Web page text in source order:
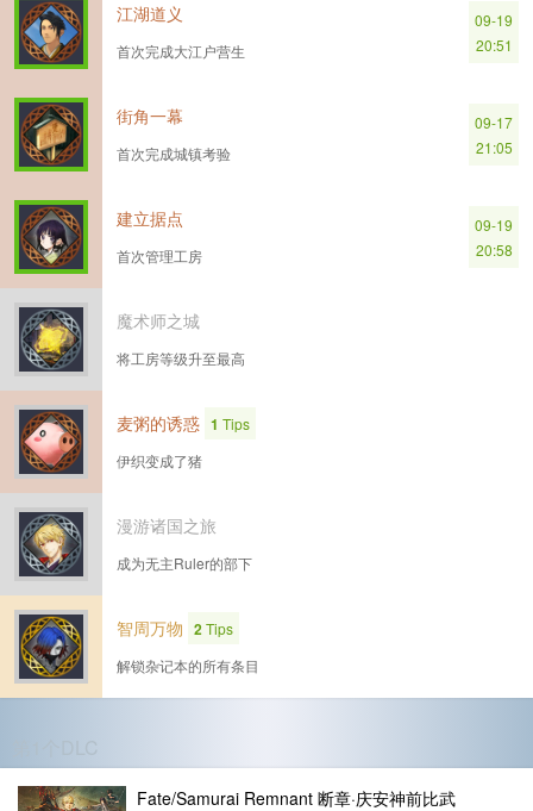
江湖道义
首次完成大江户营生
09-19
20:51
街角一幕
首次完成城镇考验
09-17
21:05
建立据点
首次管理工房
09-19
20:58
魔术师之城
将工房等级升至最高
麦粥的诱惑 1 Tips
伊织变成了猪
漫游诸国之旅
成为无主Ruler的部下
智周万物 2Tips
解锁杂记本的所有条目
Fate/Samurai Remnant 断章·庆安神前比武